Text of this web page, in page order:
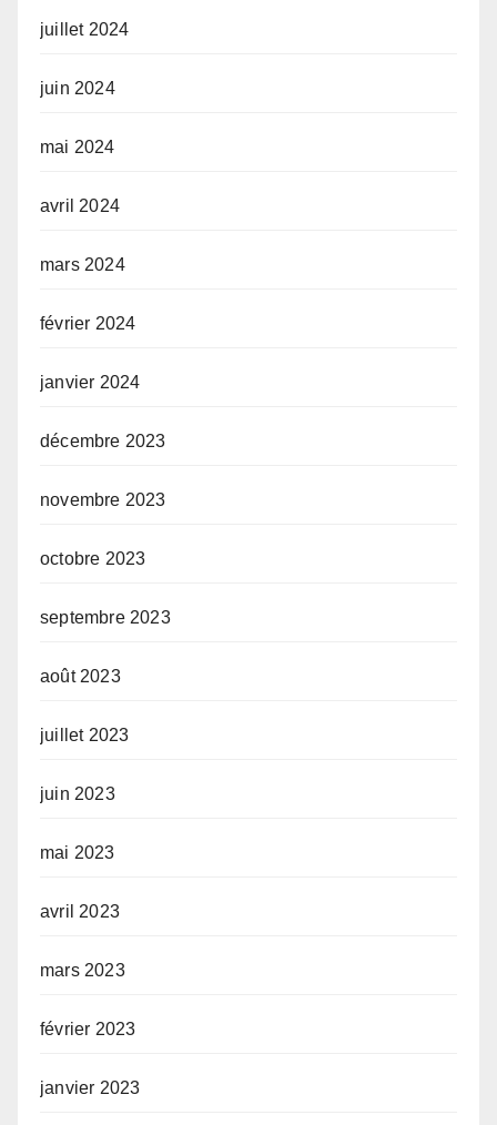
juillet 2024
juin 2024
mai 2024
avril 2024
mars 2024
février 2024
janvier 2024
décembre 2023
novembre 2023
octobre 2023
septembre 2023
août 2023
juillet 2023
juin 2023
mai 2023
avril 2023
mars 2023
février 2023
janvier 2023